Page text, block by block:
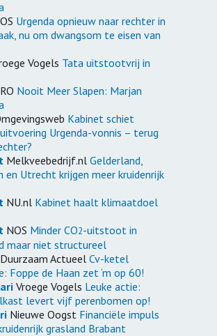
Urgenda opnieuw naar rechter in
nu om dwangsom te eisen van
Vogels Tata uitstootvrij in
Nooit Meer Slapen: Marjan
Kabinet schiet
Urgenda-vonnis – terug
Melkveebedrijf.nl Gelderland,
en Utrecht krijgen meer kruidenrijk
NU.nl Kabinet haalt klimaatdoel
NOS Minder CO2-uitstoot in
maar niet structureel
Duurzaam Actueel Cv-ketel
Foppe de Haan zet ‘m op 60!
Vroege Vogels Leuke actie:
levert vijf perenbomen op!
Nieuwe Oogst Financiële impuls
grasland Brabant